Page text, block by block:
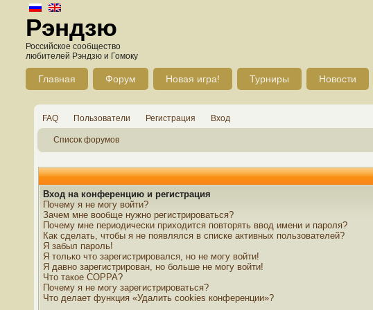
Рэндзю
Российское сообщество
любителей Рэндзю и Гомоку
Главная Форум Новая игра! Турниры Новости
FAQ Пользователи Регистрация Вход
Список форумов
Вход на конференцию и регистрация
Почему я не могу войти?
Зачем мне вообще нужно регистрироваться?
Почему мне периодически приходится повторять ввод имени и пароля?
Как сделать, чтобы я не появлялся в списке активных пользователей?
Я забыл пароль!
Я только что зарегистрировался, но не могу войти!
Я давно зарегистрирован, но больше не могу войти!
Что такое COPPA?
Почему я не могу зарегистрироваться?
Что делает функция «Удалить cookies конференции»?